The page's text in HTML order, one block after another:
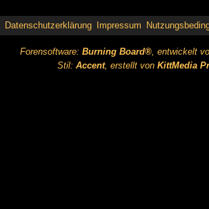
Datenschutzerklärung Impressum
Forensoftware: Burning Board®, entwickelt
Stil: Accent, erstellt von KittMedia